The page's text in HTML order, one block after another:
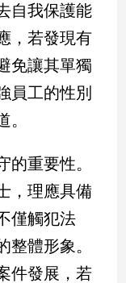
自我保護能
，若發現有
免讓其單獨
員工的性別
。
的重要性。
，理應具備
僅觸犯法
整體形象。
件發展，若